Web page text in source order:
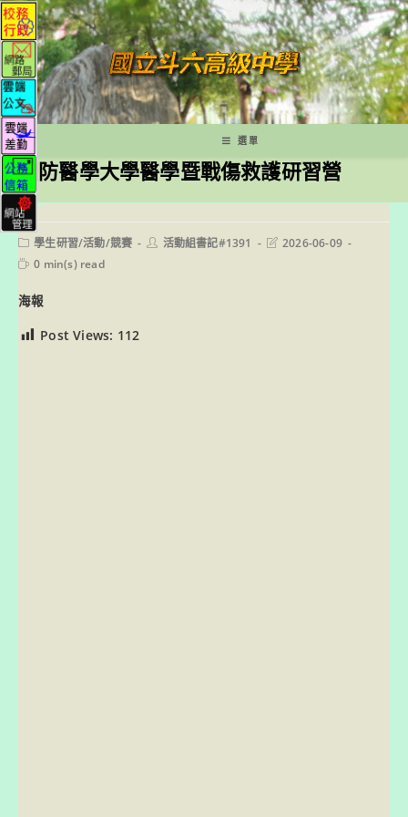
跳
轉
至
主
要
內
容
選單
國防醫學大學醫學暨戰傷救護研習營
Post
category:
學生研習/活動/競賽
Post活動組書記#1391
Post2026-06-09
Reading
0 min(s) read
海報
Post Views: 112